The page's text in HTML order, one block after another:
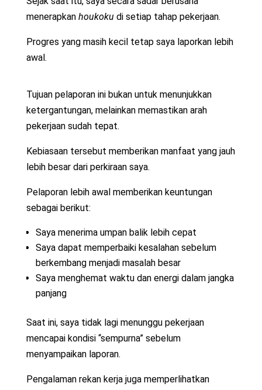
menerapkan houkoku di setiap tahap pekerjaan.
Progres yang masih kecil tetap saya laporkan lebih
awal.
Tujuan pelaporan ini bukan untuk menunjukkan
ketergantungan, melainkan memastikan arah
pekerjaan sudah tepat.
Kebiasaan tersebut memberikan manfaat yang jauh
lebih besar dari perkiraan saya.
Pelaporan lebih awal memberikan keuntungan
sebagai berikut:
Saya menerima umpan balik lebih cepat
Saya dapat memperbaiki kesalahan sebelum
berkembang menjadi masalah besar
Saya menghemat waktu dan energi dalam jangka
panjang
Saat ini, saya tidak lagi menunggu pekerjaan
mencapai kondisi “sempurna” sebelum
menyampaikan laporan.
Pengalaman rekan kerja juga memperlihatkan